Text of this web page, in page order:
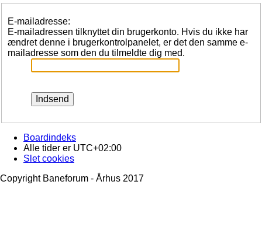
E-mailadresse:
E-mailadressen tilknyttet din brugerkonto. Hvis du ikke har
ændret denne i brugerkontrolpanelet, er det den samme e-
mailadresse som den du tilmeldte dig med.
Boardindeks
Alle tider er UTC+02:00
Slet cookies
Copyright Baneforum - Århus 2017